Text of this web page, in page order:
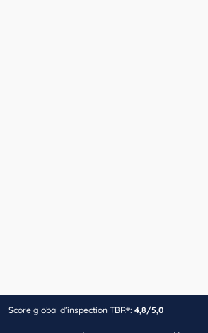
Score global d’inspection TBR®: 4,8/5,0